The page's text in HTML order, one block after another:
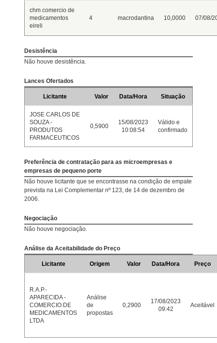
chm comercio de
medicamentos
eireli
4 macrodantina 10,0000 07/08/
Desistência
Não houve desistência.
Lances Ofertados
Licitante Valor Data/Hora Situação
JOSE CARLOS DE
SOUZA -
PRODUTOS
FARMACEUTICOS
0,5900
15/08/2023
10:08:54
Válido e
confirmado
Preferência de contratação para as microempresas e
empresas de pequeno porte
Não houve licitante que se encontrasse na condição de empate
prevista na Lei Complementar nº 123, de 14 de dezembro de
2006.
Negociação
Não houve negociação.
Análise da Aceitabilidade do Preço
Licitante Origem Valor Data/Hora Preço
R.A.P.-
APARECIDA -
COMERCIO DE
MEDICAMENTOS
LTDA
Análise
de
propostas
0,2900
17/08/2023
09:42
Aceitável